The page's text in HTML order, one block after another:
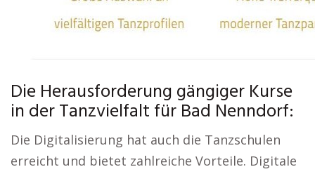
Die Herausforderung gängiger Kurse
in der Tanzvielfalt für Bad Nenndorf:
Die Digitalisierung hat auch die Tanzschulen
erreicht und bietet zahlreiche Vorteile. Digitale